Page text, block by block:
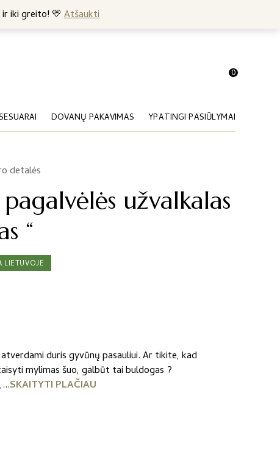
ir iki greito! 💛Atšaukti
0
DOVANŲ PAKAVIMAS YPATINGI PASIŪLYMAI
detalės
užvalkalas
“
LIETUVOJE
duris gyvūnų pasauliui. Ar tikite, kad
mylimas šuo, galbūt tai buldogas ?
SKAITYTI PLAČIAU